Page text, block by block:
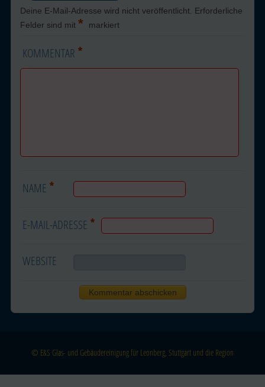
Deine E-Mail-Adresse wird nicht veröffentlicht. Erforderliche
Felder sind mit * markiert
KOMMENTAR *
NAME *
E-MAIL-ADRESSE *
WEBSITE
© E&S Glas- und Gebäudereinigung für Leonberg, Stuttgart und die Region